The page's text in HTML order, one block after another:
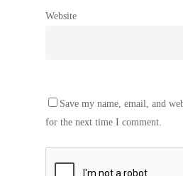
Website
Save my name, email, and
for the next time I comment.